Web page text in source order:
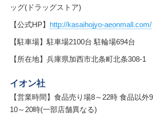
ッグ(ドラッグストア)
【公式HP】 http://kasaihojyo-aeonmall.com/
【駐車場】駐車場2100台 駐輪場694台
【所在地】兵庫県加西市北条町北条308-1
イオン社
【営業時間】食品売り場8～22時 食品以外
10～20時(一部店舗異なる)